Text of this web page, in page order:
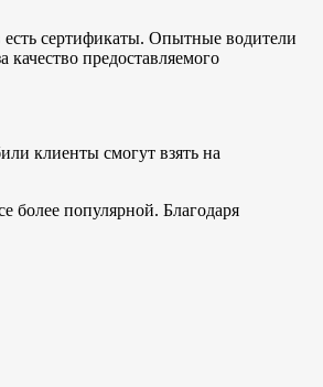
есть сертификаты. Опытные водители
предоставляемого
клиенты смогут взять на
более популярной. Благодаря